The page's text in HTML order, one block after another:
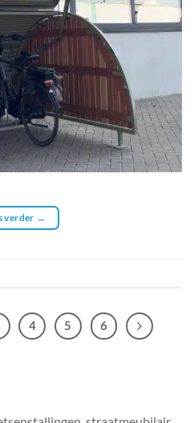
verder →
4 5 6